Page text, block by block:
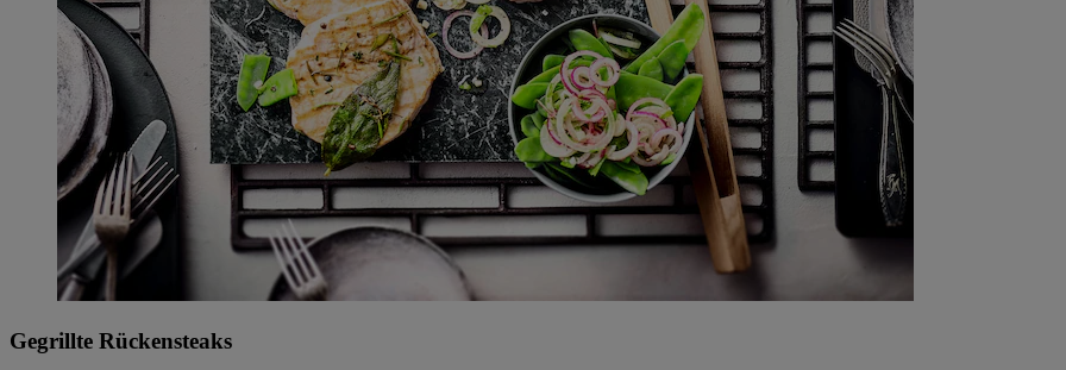
Gegrillte Rückensteaks